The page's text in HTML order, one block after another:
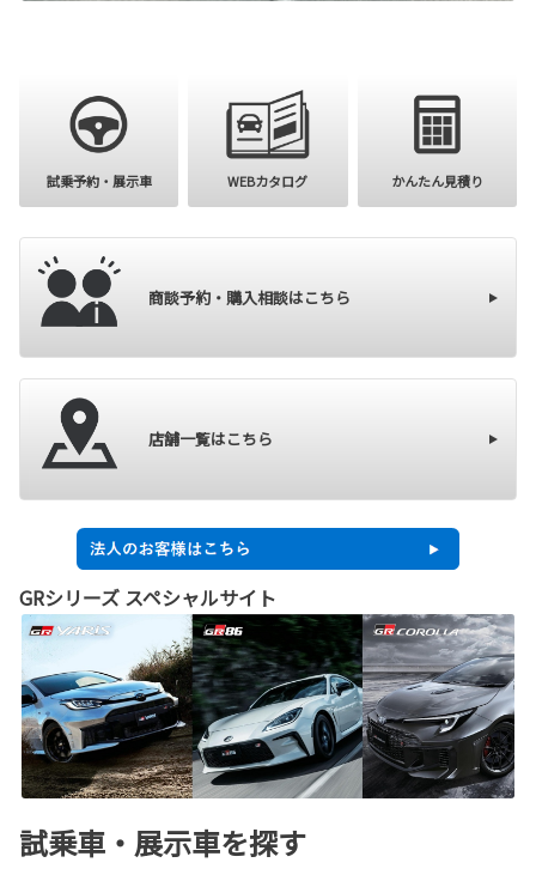
試乗予約・展示車 WEBカタログ かんたん見積り
商談予約・購入相談はこちら
店舗一覧はこちら
GRシリーズ スペシャルサイト
試乗車・展示車を探す